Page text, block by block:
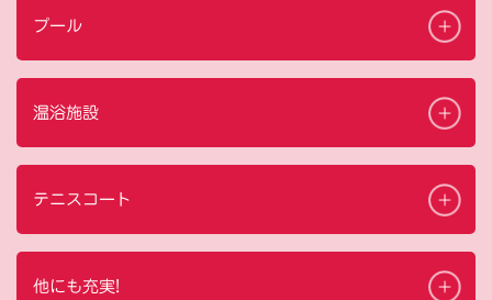
プール
温浴施設
テニスコート
他にも充実!